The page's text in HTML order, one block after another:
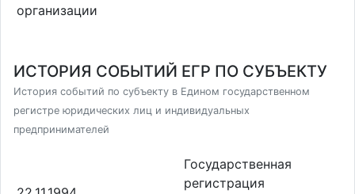
организации
ИСТОРИЯ СОБЫТИЙ ЕГР ПО СУБЪЕКТУ
История событий по субъекту в Едином государственном
регистре юридических лиц и индивидуальных
предпринимателей
Государственная
регистрация